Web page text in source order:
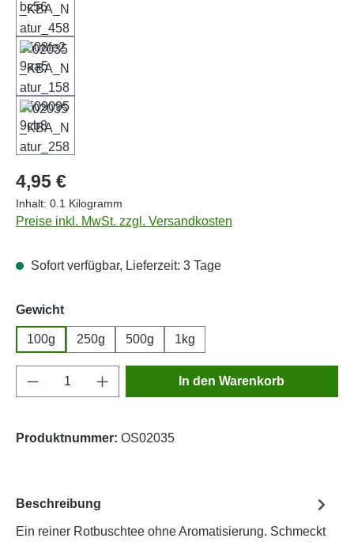
Regulärer Preis:
4,95 €
Inhalt: 0.1 Kilogramm
Preise inkl. MwSt. zzgl. Versandkosten
Sofort verfügbar, Lieferzeit: 3 Tage
Gewichtauswählen
100g 250g 500g 1kg
Produkt Anzahl: Gib den gewünschten
In den Warenkorb
Produktnummer: OS02035
Beschreibung
Ein reiner Rotbuschtee ohne Aromatisierung. Schmeckt